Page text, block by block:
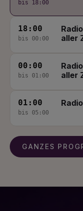
bis 18:00
18:00
bis 00:00
aller
00:00
bis 01:00
aller
01:00
bis 05:00
GANZES